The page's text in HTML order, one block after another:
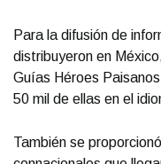
Para la difusión de
distribuyeron en
Guías Héroes
50 mil de ellas en el
También se